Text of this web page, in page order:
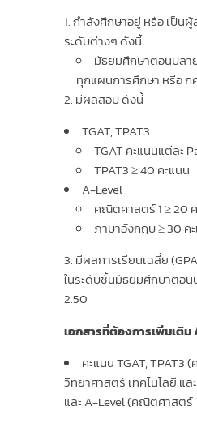
กำลังศึกษาอยู่ หรือ เป็นผู้
ระดับต่างๆ ดังนี้
มัธยมศึกษาตอนปลา
ทุกแผนการศึกษา หรือ ก
มีผลสอบ ดังนี้
TGAT, TPAT3
TGAT คะแนนแต่ละ
TPAT3 ≥ 40 คะแนน
A-Level
คณิตศาสตร์ 1 ≥ 20
ภาษาอังกฤษ ≥ 30 ค
มีผลการเรียนเฉลี่ย
ในระดับชั้นมัธยมศึกษาตอน
2.50
เอกสารที่ต้องการเพิ่มเติ
คะแนน TGAT, TPAT3
วิทยาศาสตร์ เทคโนโลยี แ
และ A-Level (คณิตศาสตร์